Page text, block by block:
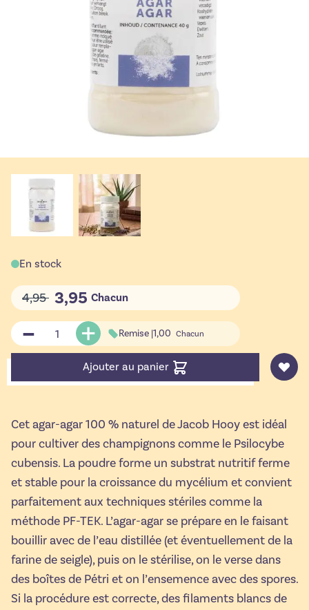
En stock
4,95 3,95 Chacun
Quantité Remise |1,00 Chacun
Ajouter au panier
Cet agar-agar 100 % naturel de Jacob Hooy est idéal
pour cultiver des champignons comme le Psilocybe
cubensis. La poudre forme un substrat nutritif ferme
et stable pour la croissance du mycélium et convient
parfaitement aux techniques stériles comme la
méthode PF-TEK. L’agar-agar se prépare en le faisant
bouillir avec de l’eau distillée (et éventuellement de la
farine de seigle), puis on le stérilise, on le verse dans
des boîtes de Pétri et on l’ensemence avec des spores.
Si la procédure est correcte, des filaments blancs de